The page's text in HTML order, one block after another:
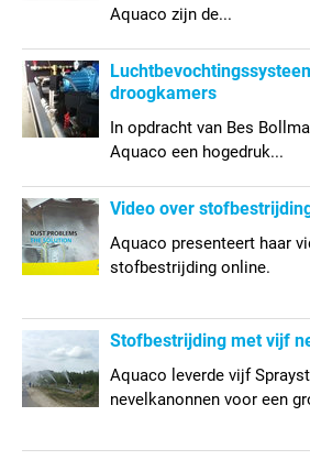
Aquaco zijn de...
droogkamers
In opdracht van Bes
Aquaco een hogedruk...
Video over
Aquaco presenteert haar
stofbestrijding online.
Stofbestrijding met vijf
Aquaco leverde vijf
nevelkanonnen voor een